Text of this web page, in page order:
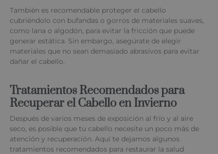
También es recomendable proteger el cabello
cubriéndolo con bufandas o gorros de materiales suaves,
como lana o algodón, para evitar la fricción que puede
generar estática. Sin embargo, asegúrate de elegir
materiales que no sean demasiado abrasivos para evitar
dañar el cabello.
Tratamientos Recomendados para
Recuperar el Cabello en Invierno
Después de varios meses de exposición al frío y al aire
seco, es posible que tu cabello necesite un poco más de
atención y recuperación. Aquí te dejamos algunos
tratamientos recomendados para restaurar la salud